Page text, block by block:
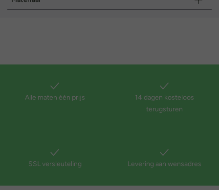
Alle maten één prijs
14 dagen kosteloos
terugsturen
SSL versleuteling Levering aan wensadres